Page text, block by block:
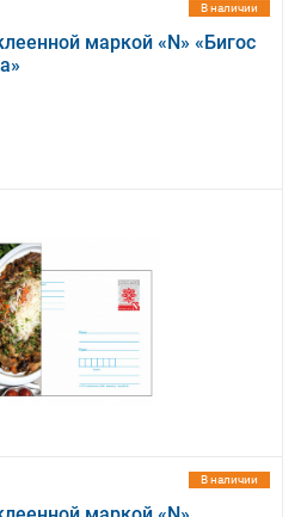
В наличии
маркой «N» «Бигос
В наличии